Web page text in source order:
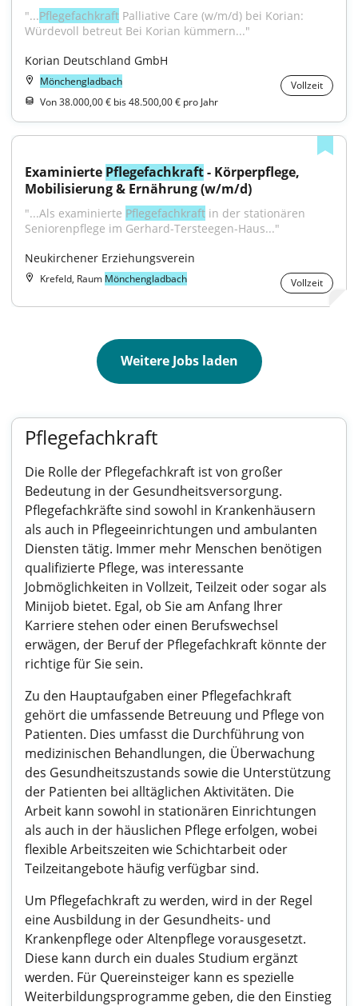
"...Pflegefachkraft Palliative Care (w/m/d) bei Korian:
Würdevoll betreut Bei Korian kümmern..."
Korian Deutschland GmbH
Mönchengladbach
Vollzeit
Von 38.000,00 € bis 48.500,00 € pro Jahr
Examinierte Pflegefachkraft - Körperpflege,
Mobilisierung & Ernährung (w/m/d)
"...Als examinierte Pflegefachkraft in der stationären
Seniorenpflege im Gerhard-Tersteegen-Haus..."
Neukirchener Erziehungsverein
Krefeld, Raum Mönchengladbach Vollzeit
Weitere Jobs laden
Pflegefachkraft
Die Rolle der Pflegefachkraft ist von großer
Bedeutung in der Gesundheitsversorgung.
Pflegefachkräfte sind sowohl in Krankenhäusern
als auch in Pflegeeinrichtungen und ambulanten
Diensten tätig. Immer mehr Menschen benötigen
qualifizierte Pflege, was interessante
Jobmöglichkeiten in Vollzeit, Teilzeit oder sogar als
Minijob bietet. Egal, ob Sie am Anfang Ihrer
Karriere stehen oder einen Berufswechsel
erwägen, der Beruf der Pflegefachkraft könnte der
richtige für Sie sein.
Zu den Hauptaufgaben einer Pflegefachkraft
gehört die umfassende Betreuung und Pflege von
Patienten. Dies umfasst die Durchführung von
medizinischen Behandlungen, die Überwachung
des Gesundheitszustands sowie die Unterstützung
der Patienten bei alltäglichen Aktivitäten. Die
Arbeit kann sowohl in stationären Einrichtungen
als auch in der häuslichen Pflege erfolgen, wobei
flexible Arbeitszeiten wie Schichtarbeit oder
Teilzeitangebote häufig verfügbar sind.
Um Pflegefachkraft zu werden, wird in der Regel
eine Ausbildung in der Gesundheits- und
Krankenpflege oder Altenpflege vorausgesetzt.
Diese kann durch ein duales Studium ergänzt
werden. Für Quereinsteiger kann es spezielle
Weiterbildungsprogramme geben, die den Einstieg